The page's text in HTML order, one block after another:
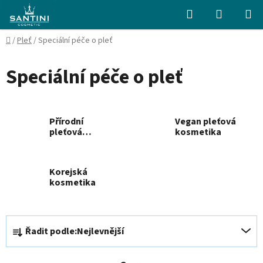
obsah
Hledat
KOŠÍK
Domů
/Pleť/Speciální péče o pleť
Speciální péče o pleť
Přírodní
pleťová
Vegan pleťová
kosmetika
Korejská
kosmetika
Ř
z
Řadit podle:Nejlevnější